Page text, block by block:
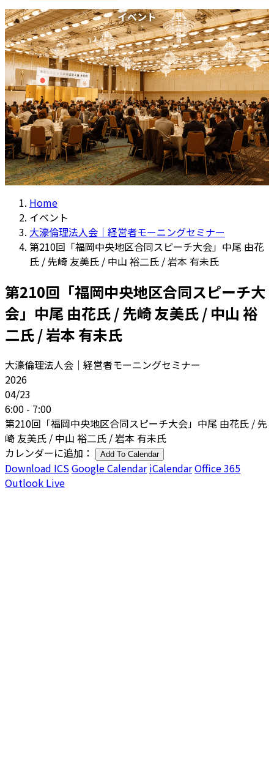
イベント
Home
イベント
大濠倫理法人会｜経営者モーニングセミナー
第210回「福岡中央地区合同スピーチ大会」中尾 由花
氏 / 先崎 友美氏 / 中山 裕二氏 / 岩本 有未氏
第210回「福岡中央地区合同スピーチ大
会」中尾 由花氏 / 先崎 友美氏 / 中山 裕
二氏 / 岩本 有未氏
大濠倫理法人会｜経営者モーニングセミナー
2026
04/23
6:00 - 7:00
第210回「福岡中央地区合同スピーチ大会」中尾 由花氏 / 先
崎 友美氏 / 中山 裕二氏 / 岩本 有未氏
カレンダーに追加：
Add To Calendar
Download ICSGoogle Calendar iCalendarOffice 365
Outlook Live